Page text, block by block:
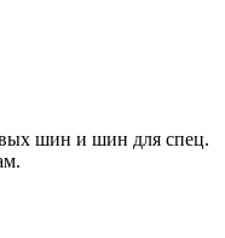
шин и шин для спец.